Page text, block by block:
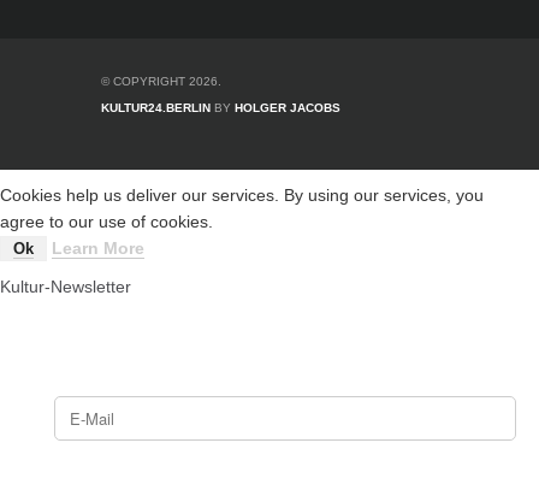
© COPYRIGHT 2026.
KULTUR24.BERLINBY HOLGER JACOBS
Cookies help us deliver our services. By using our services, you
agree to our use of cookies.
Ok
Learn More
Kultur-Newsletter